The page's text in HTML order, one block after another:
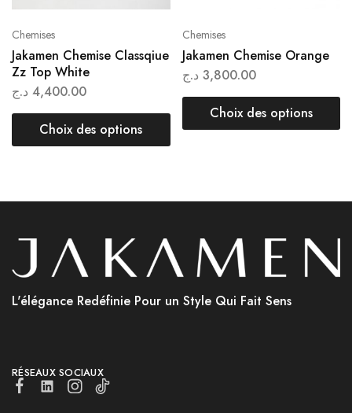
Chemises
Jakamen Chemise Classqiue
Zz Top White
4,400.00 د.ج
Choix des options
Chemises
Jakamen Chemise Orange
3,800.00 د.ج
Choix des options
L'élégance Redéfinie Pour un Style Qui Fait Sens
RÉSEAUX SOCIAUX